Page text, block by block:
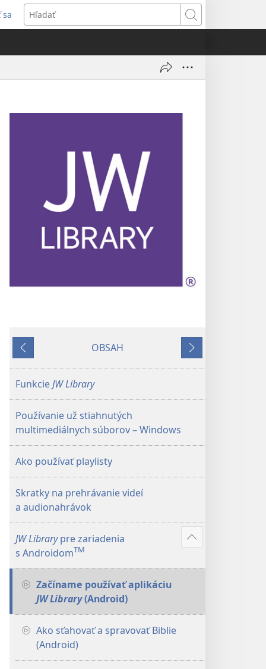
sa
Hľadať
Späť
OBSAH
Ďalej
FunkcieJW Library
Používanie už stiahnutých
multimediálnych súborov – Windows
Ako používať playlisty
Skratky na prehrávanie videí
a audionahrávok
JW Librarypre zariadenia
s AndroidomTM
Zobraziť
Začíname používať aplikáciu
JW Library(Android)
Ako sťahovať a spravovať Biblie
(Android)